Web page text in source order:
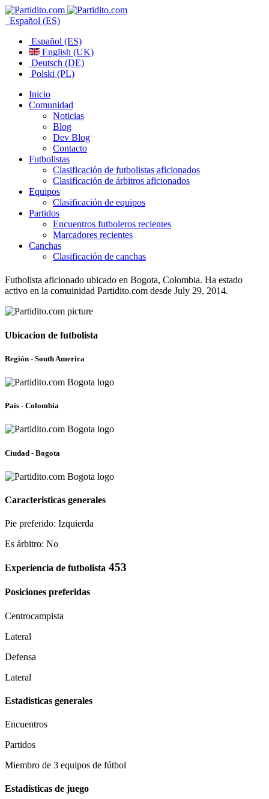
Español (ES)
Español (ES)
English (UK)
Deutsch (DE)
Polski (PL)
Inicio
Comunidad
Noticias
Blog
Dev Blog
Contacto
Futbolistas
Clasificación de futbolistas aficionados
Clasificación de árbitros aficionados
Equipos
Clasificación de equipos
Partidos
Encuentros futboleros recientes
Marcadores recientes
Canchas
Clasificación de canchas
Futbolista aficionado ubicado en Bogota, Colombia. Ha estado
activo en la comuinidad Partidito.com desde July 29, 2014.
Ubicacion de futbolista
Región - South America
País - Colombia
Ciudad - Bogota
Caracteristicas generales
Pie preferido: Izquierda
Es árbitro: No
Experiencia de futbolista 453
Posiciones preferidas
Centrocampista
Lateral
Defensa
Lateral
Estadisticas generales
Encuentros
Partidos
Miembro de 3 equipos de fútbol
Estadisticas de juego